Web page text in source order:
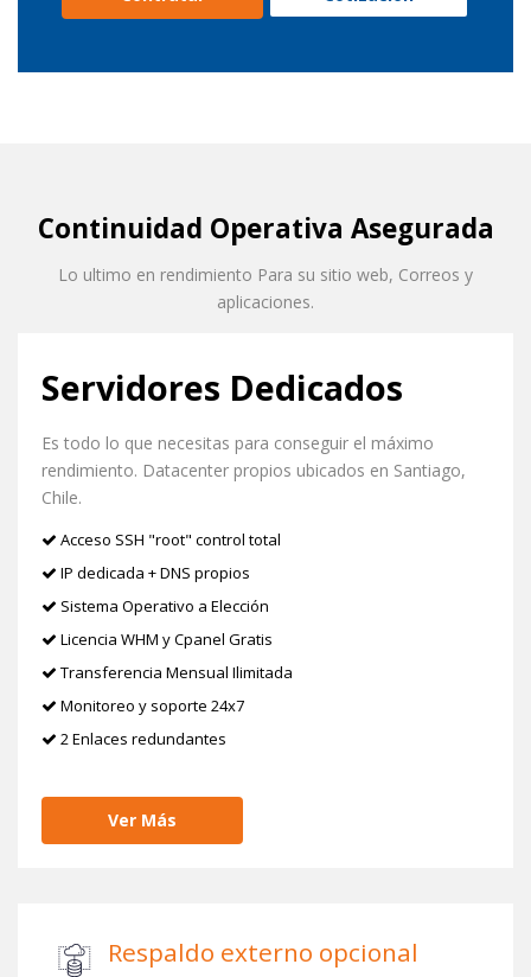
Continuidad Operativa Asegurada
Lo ultimo en rendimiento Para su sitio web, Correos y
aplicaciones.
Servidores Dedicados
Es todo lo que necesitas para conseguir el máximo
rendimiento. Datacenter propios ubicados en Santiago,
Chile.
Acceso SSH "root" control total
IP dedicada + DNS propios
Sistema Operativo a Elección
Licencia WHM y Cpanel Gratis
Transferencia Mensual Ilimitada
Monitoreo y soporte 24x7
2 Enlaces redundantes
Ver Más
Respaldo externo opcional